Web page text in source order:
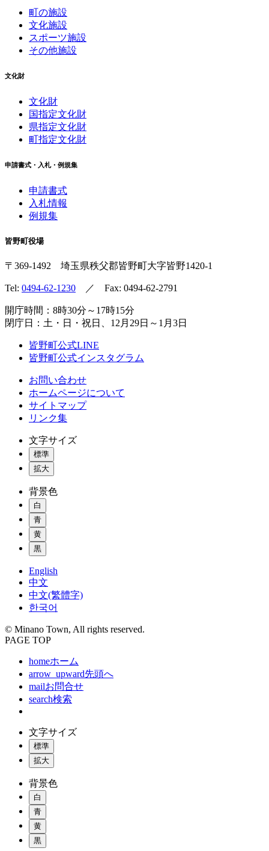
町の施設
文化施設
スポーツ施設
その他施設
文化財
文化財
国指定文化財
県指定文化財
町指定文化財
申請書式・入札・例規集
申請書式
入札情報
例規集
皆野町役場
〒369-1492 埼玉県秩父郡皆野町 大字皆野1420-1
Tel: 0494-62-1230 ／ Fax: 0494-62-2791
開庁時間：8時30分～17時15分
閉庁日：土・日・祝日、12月29日～1月3日
皆野町公式LINE
皆野町公式インスタグラム
お問い合わせ
ホームページについて
サイトマップ
リンク集
文字サイズ
標準
拡大
背景色
白
青
黄
黒
English
中文
中文(繁體字)
한국어
© Minano Town, All rights reserved.
PAGE TOP
homeホーム
arrow_upward先頭へ
mailお問合せ
search検索
文字サイズ
標準
拡大
背景色
白
青
黄
黒